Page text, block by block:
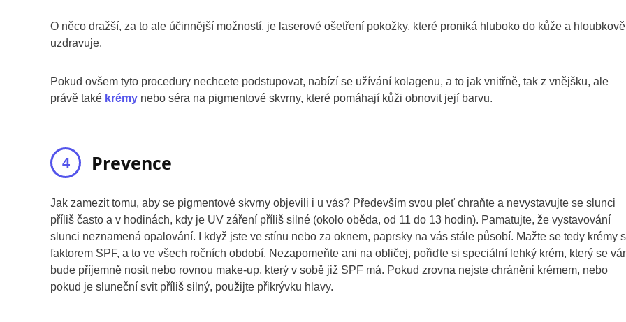
O něco dražší, za to ale účinnější možností, je laserové ošetření pokožky, které proniká hluboko do kůže a
uzdravuje.
Pokud ovšem tyto procedury nechcete podstupovat, nabízí se užívání kolagenu, a to jak vnitřně, tak z vnějšku, ale
právě také krémy nebo séra na pigmentové skvrny, které pomáhají kůži obnovit její barvu.
Prevence
Jak zamezit tomu, aby se pigmentové skvrny objevili i u vás? Především svou pleť chraňte a nevystavujte se slunci
příliš často a v hodinách, kdy je UV záření příliš silné (okolo oběda, od 11 do 13 hodin). Pamatujte, že vystavování
slunci neznamená opalování. I když jste ve stínu nebo za oknem, paprsky na vás stále působí. Mažte se tedy krémy s
faktorem SPF, a to ve všech ročních období. Nezapomeňte ani na obličej, pořiďte si speciální lehký krém, který se
bude příjemně nosit nebo rovnou make-up, který v sobě již SPF má. Pokud zrovna nejste chráněni krémem, nebo
pokud je sluneční svit příliš silný, použijte přikrývku hlavy.